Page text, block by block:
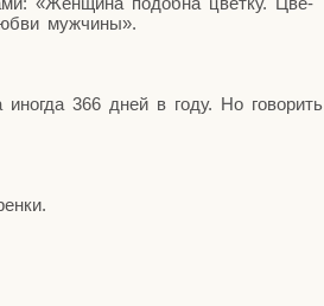
мужчины».
366 дней в году. Но гово­рить